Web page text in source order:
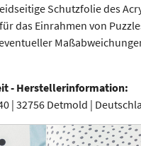
Schutzfolie des
das Einrahmen von
- Herstellerinformation:
| 32756 Detmold |